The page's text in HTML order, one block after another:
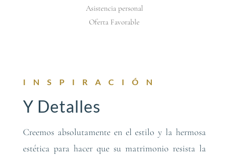
Asistencia personal
Oferta Favorable
INSPIRACIÓN
Y Detalles
Creemos absolutamente en el estilo y la hermosa
estética para hacer que su matrimonio resista la